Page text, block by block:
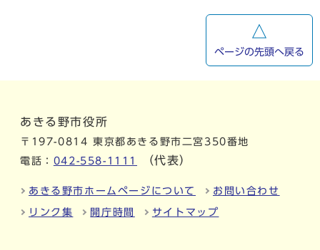
ページの先頭へ戻る
あきる野市役所
〒197-0814 東京都あきる野市二宮350番地
電話： 042-558-1111 （代表）
あきる野市ホームページについて お問い合わせ
リンク集 開庁時間 サイトマップ